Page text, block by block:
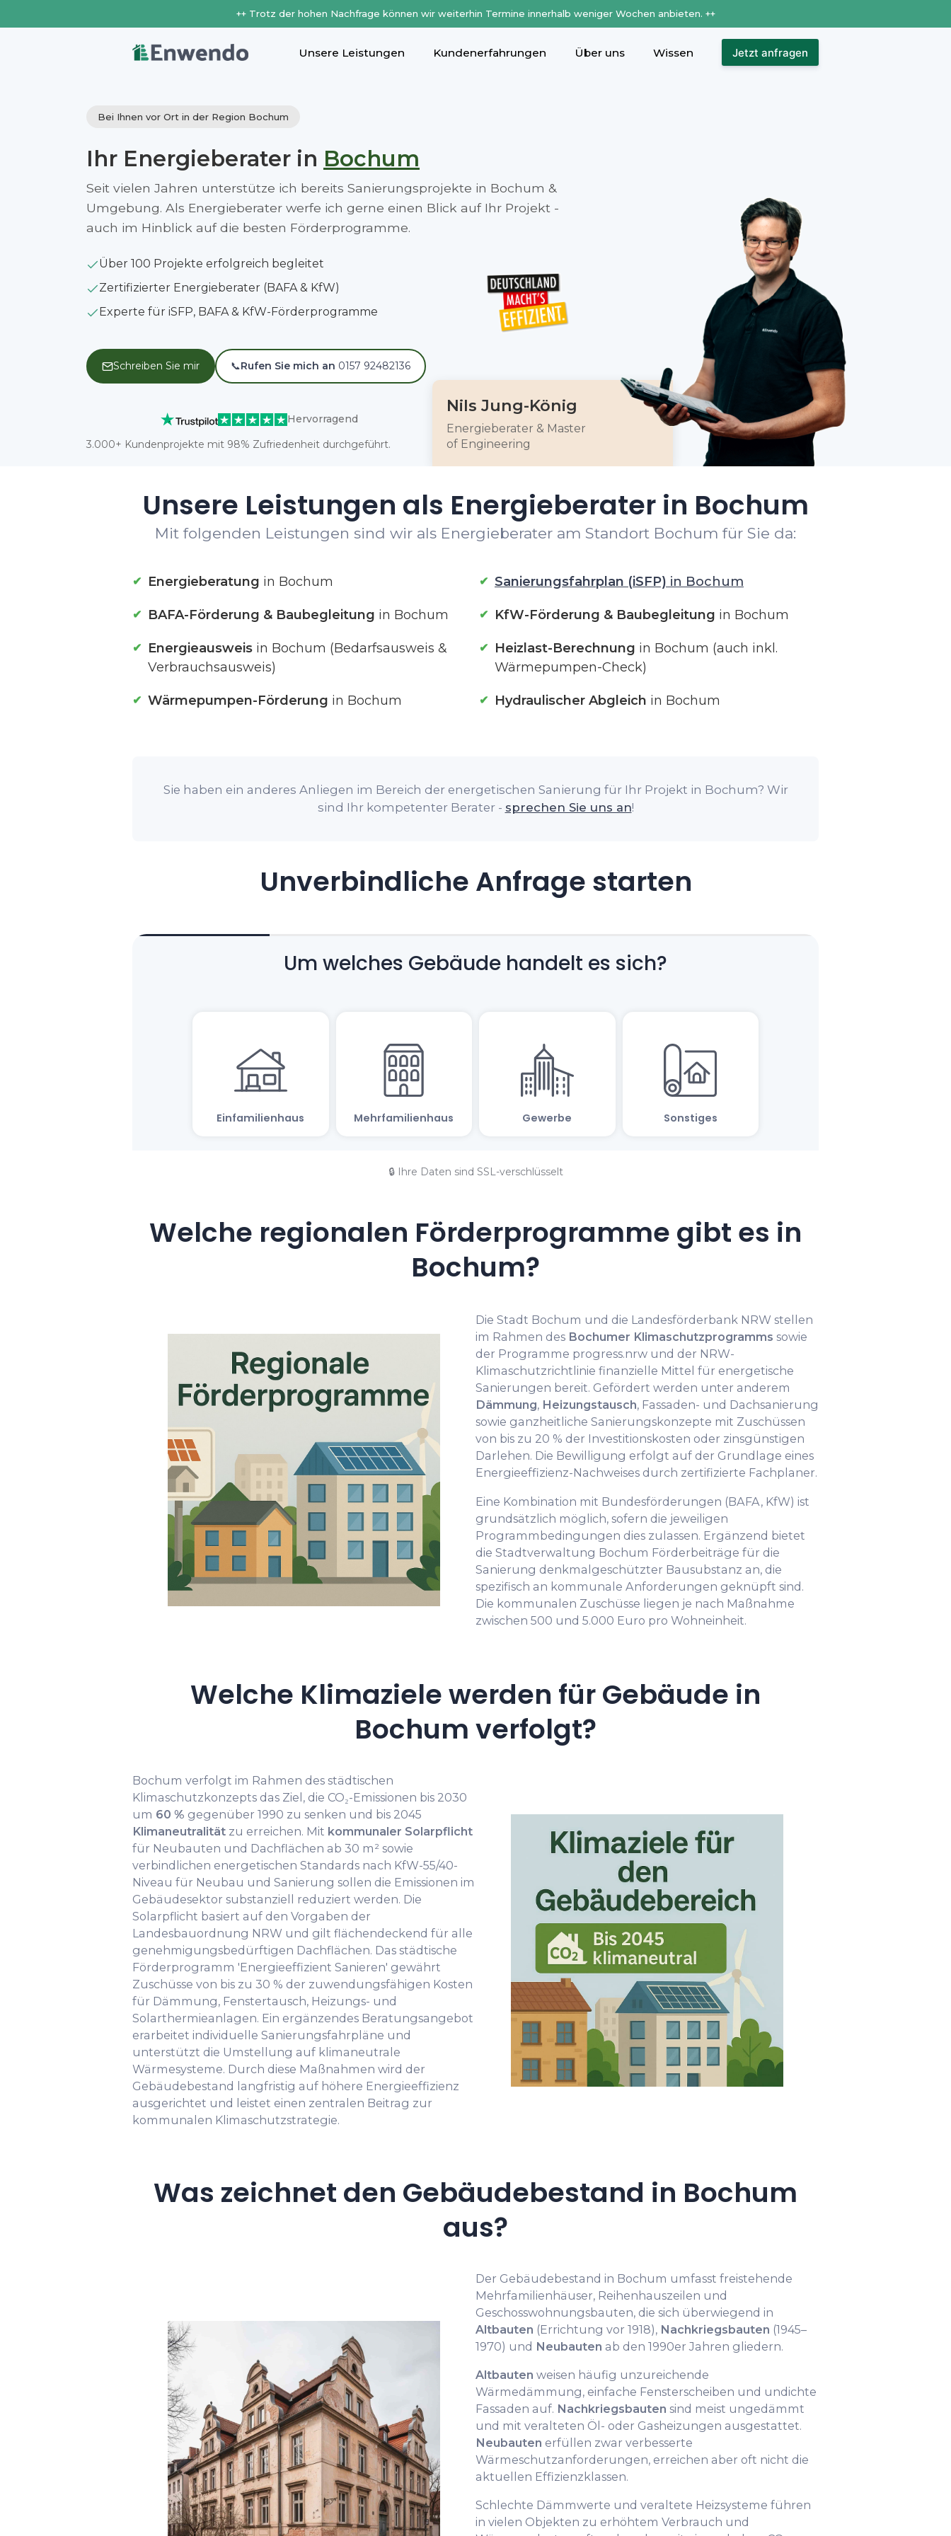
++ Trotz der hohen Nachfrage können wir weiterhin Termine innerhalb weniger Wochen anbieten. ++
Unsere Leistungen Kundenerfahrungen Über uns Wissen Jetzt anfragen
Bei Ihnen vor Ort in der Region Bochum
Ihr Energieberater in Bochum
Seit vielen Jahren unterstütze ich bereits Sanierungsprojekte in Bochum &
Umgebung. Als Energieberater werfe ich gerne einen Blick auf Ihr Projekt -
auch im Hinblick auf die besten Förderprogramme.
Über 100 Projekte erfolgreich begleitet
Zertifizierter Energieberater (BAFA & KfW)
Experte für iSFP, BAFA & KfW-Förderprogramme
Schreiben Sie mir 📞Rufen Sie mich an 0157 92482136
Hervorragend
3.000+ Kundenprojekte mit 98% Zufriedenheit durchgeführt.
Nils Jung-König
Energieberater & Master
of Engineering
Unsere Leistungen als Energieberater in Bochum
Mit folgenden Leistungen sind wir als Energieberater am Standort Bochum für Sie da:
Energieberatung in Bochum Sanierungsfahrplan (iSFP) in Bochum
BAFA-Förderung & Baubegleitung in Bochum KfW-Förderung & Baubegleitung in Bochum
Energieausweis in Bochum (Bedarfsausweis &
Verbrauchsausweis)
Heizlast-Berechnung in Bochum (auch inkl.
Wärmepumpen-Check)
Wärmepumpen-Förderung in Bochum Hydraulischer Abgleich in Bochum
Sie haben ein anderes Anliegen im Bereich der energetischen Sanierung für Ihr Projekt in Bochum? Wir
sind Ihr kompetenter Berater - sprechen Sie uns an!
Unverbindliche Anfrage starten
🔒 Ihre Daten sind SSL-verschlüsselt
Welche regionalen Förderprogramme gibt es in
Bochum?
Die Stadt Bochum und die Landesförderbank NRW stellen
im Rahmen des Bochumer Klimaschutzprogramms sowie
der Programme progress.nrw und der NRW-
Klimaschutzrichtlinie finanzielle Mittel für energetische
Sanierungen bereit. Gefördert werden unter anderem
Dämmung, Heizungstausch, Fassaden- und Dachsanierung
sowie ganzheitliche Sanierungskonzepte mit Zuschüssen
von bis zu 20 % der Investitionskosten oder zinsgünstigen
Darlehen. Die Bewilligung erfolgt auf der Grundlage eines
Energieeffizienz-Nachweises durch zertifizierte Fachplaner.
Eine Kombination mit Bundesförderungen (BAFA, KfW) ist
grundsätzlich möglich, sofern die jeweiligen
Programmbedingungen dies zulassen. Ergänzend bietet
die Stadtverwaltung Bochum Förderbeiträge für die
Sanierung denkmalgeschützter Bausubstanz an, die
spezifisch an kommunale Anforderungen geknüpft sind.
Die kommunalen Zuschüsse liegen je nach Maßnahme
zwischen 500 und 5.000 Euro pro Wohneinheit.
Welche Klimaziele werden für Gebäude in
Bochum verfolgt?
Bochum verfolgt im Rahmen des städtischen
Klimaschutzkonzepts das Ziel, die CO₂-Emissionen bis 2030
um 60 % gegenüber 1990 zu senken und bis 2045
Klimaneutralität zu erreichen. Mit kommunaler Solarpflicht
für Neubauten und Dachflächen ab 30 m² sowie
verbindlichen energetischen Standards nach KfW-55/40-
Niveau für Neubau und Sanierung sollen die Emissionen im
Gebäudesektor substanziell reduziert werden. Die
Solarpflicht basiert auf den Vorgaben der
Landesbauordnung NRW und gilt flächendeckend für alle
genehmigungsbedürftigen Dachflächen. Das städtische
Förderprogramm 'Energieeffizient Sanieren' gewährt
Zuschüsse von bis zu 30 % der zuwendungsfähigen Kosten
für Dämmung, Fenstertausch, Heizungs- und
Solarthermieanlagen. Ein ergänzendes Beratungsangebot
erarbeitet individuelle Sanierungsfahrpläne und
unterstützt die Umstellung auf klimaneutrale
Wärmesysteme. Durch diese Maßnahmen wird der
Gebäudebestand langfristig auf höhere Energieeffizienz
ausgerichtet und leistet einen zentralen Beitrag zur
kommunalen Klimaschutzstrategie.
Was zeichnet den Gebäudebestand in Bochum
aus?
Der Gebäudebestand in Bochum umfasst freistehende
Mehrfamilienhäuser, Reihenhauszeilen und
Geschosswohnungsbauten, die sich überwiegend in
Altbauten (Errichtung vor 1918), Nachkriegsbauten (1945–
1970) und Neubauten ab den 1990er Jahren gliedern.
Altbauten weisen häufig unzureichende
Wärmedämmung, einfache Fensterscheiben und undichte
Fassaden auf. Nachkriegsbauten sind meist ungedämmt
und mit veralteten Öl- oder Gasheizungen ausgestattet.
Neubauten erfüllen zwar verbesserte
Wärmeschutzanforderungen, erreichen aber oft nicht die
aktuellen Effizienzklassen.
Schlechte Dämmwerte und veraltete Heizsysteme führen
in vielen Objekten zu erhöhtem Verbrauch und